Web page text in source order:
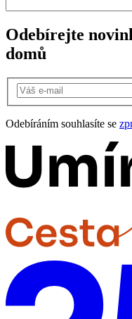
Odebírejte
domů
Odebíráním souhlasíte se